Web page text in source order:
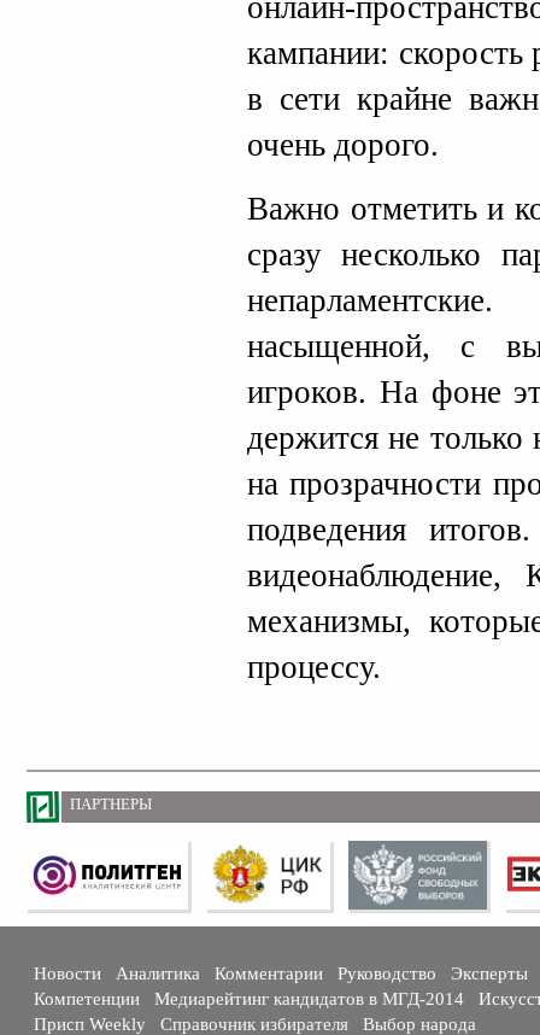
онлайн-
кампании: скорость
в сети крайне
очень дорого.
Важно отметить и
сразу несколько
насыщенной, с
игроков. На фоне
держится не только
на прозрачности
подведения
механизмы,
процессу.
ПАРТНЕРЫ
Новости Аналитика Комментарии Руководство
Эксперты
Компетенции
Медиарейтинг кандидатов в МГД-2014
Присп Weekly
Справочник избирателя
Выбор народа